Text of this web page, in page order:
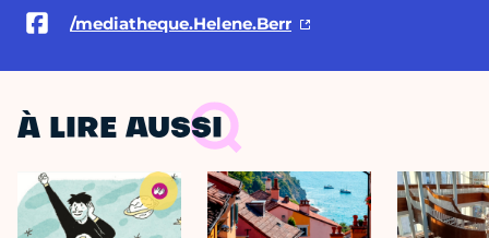
/mediatheque.Helene.Berr
À LIRE AUSSI